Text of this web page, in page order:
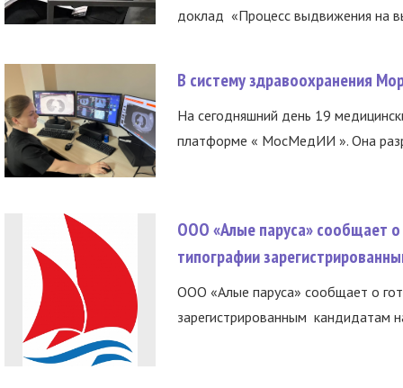
доклад «Процесс выдвижения на
В систему здравоохранения
На сегодняшний день 19
платформе « МосМедИИ ». Она
ООО «Алые паруса» сообщает о
типографии
ООО «Алые паруса» сообщает о
зарегистрированным кандидатам